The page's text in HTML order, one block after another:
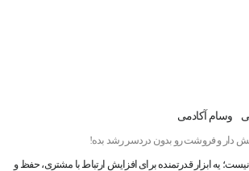
وسام آکادمی
دار و فروشت رو بدون دردسر رشد بده!
یه ابزار قدرتمنده برای افزایش ارتباط با مشتری، حفظ و